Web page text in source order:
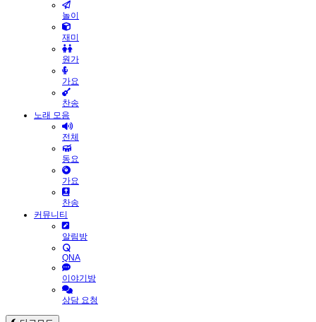
놀이
재미
원가
가요
찬송
노래 모음
전체
동요
가요
찬송
커뮤니티
알림방
QNA
이야기방
상담 요청